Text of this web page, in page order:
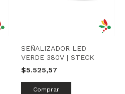
SEÑALIZADOR LED
VERDE 380V | STECK
$5.525,57